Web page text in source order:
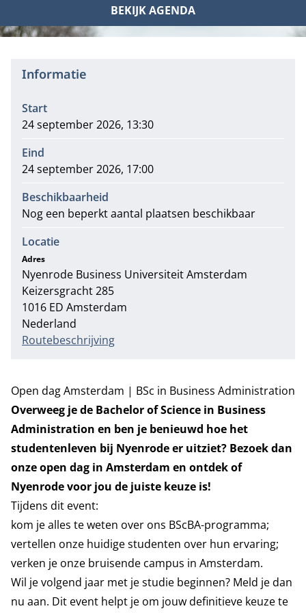
BEKIJK AGENDA
Informatie
Start
24 september 2026, 13:30
Eind
24 september 2026, 17:00
Beschikbaarheid
Nog een beperkt aantal plaatsen beschikbaar
Locatie
Adres
Nyenrode Business Universiteit Amsterdam
Adres
Keizersgracht 285
1016 ED Amsterdam
Nederland
Routebeschrijving
Open dag Amsterdam | BSc in Business Administration
Overweeg je de Bachelor of Science in Business
Administration en ben je benieuwd hoe het
studentenleven bij Nyenrode er uitziet? Bezoek dan
onze open dag in Amsterdam en ontdek of
Nyenrode voor jou de juiste keuze is!
Tijdens dit event:
kom je alles te weten over ons BScBA-programma;
vertellen onze huidige studenten over hun ervaring;
verken je onze bruisende campus in Amsterdam.
Wil je volgend jaar met je studie beginnen? Meld je dan
nu aan. Dit event helpt je om jouw definitieve keuze te